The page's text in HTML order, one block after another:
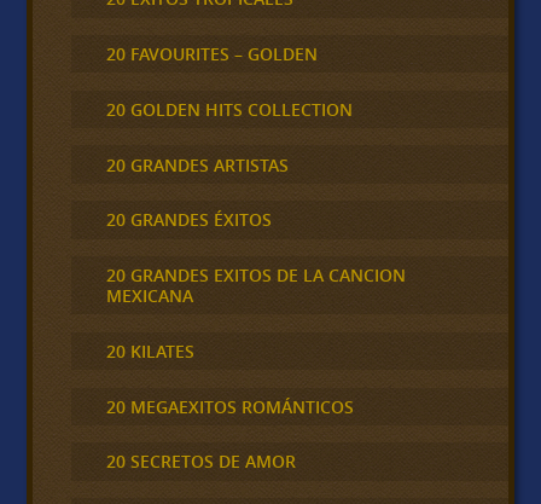
20 FAVOURITES – GOLDEN
20 GOLDEN HITS COLLECTION
20 GRANDES ARTISTAS
20 GRANDES ÉXITOS
20 GRANDES EXITOS DE LA CANCION
MEXICANA
20 KILATES
20 MEGAEXITOS ROMÁNTICOS
20 SECRETOS DE AMOR